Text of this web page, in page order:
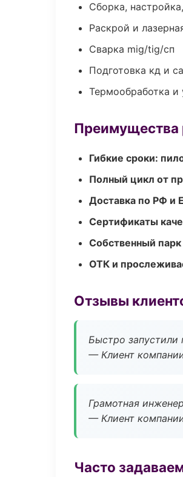
Сборка,
Раскрой и
Сварка mig/tig/сп
Подготовка кд и
Термообработка и
Преимущества
Гибкие сроки:
Полный цикл от
Доставка по РФ и
Сертификаты
Собственный
ОТК и
Отзывы
Быстро запустили
— Клиент
Грамотная
— Клиент
Часто